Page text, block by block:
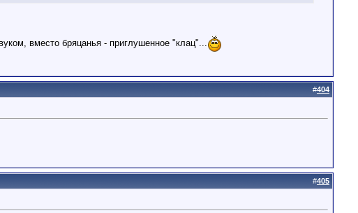
вместо бряцанья - приглушенное "клац"...
#404
#405